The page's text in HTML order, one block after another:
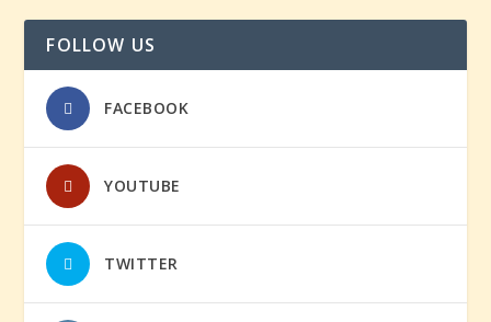
FOLLOW US
FACEBOOK
YOUTUBE
TWITTER